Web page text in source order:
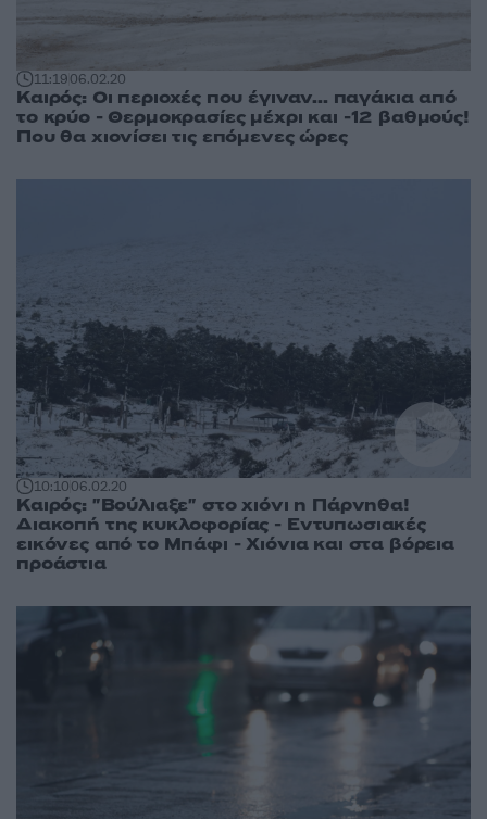
11:1906.02.20
Καιρός: Οι περιοχές που έγιναν... παγάκια από
το κρύο - Θερμοκρασίες μέχρι και -12 βαθμούς!
Που θα χιονίσει τις επόμενες ώρες
10:1006.02.20
Καιρός: "Βούλιαξε" στο χιόνι η Πάρνηθα!
Διακοπή της κυκλοφορίας - Εντυπωσιακές
εικόνες από το Μπάφι - Χιόνια και στα βόρεια
προάστια